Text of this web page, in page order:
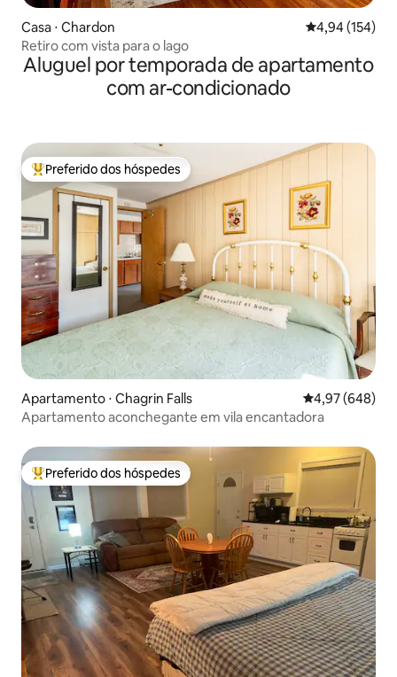
Casa ⋅ Chardon 4,94 de uma
4,94 (154)
Retiro com vista para o lago
Aluguel por temporada de apartamento
com ar-condicionado
Entre os melhores preferidos dos hóspedes
Preferido dos hóspedes
Apartamento ⋅ Chagrin Falls 4,97 de uma
4,97 (648)
Apartamento aconchegante em vila encantadora
Entre os melhores preferidos dos hóspedes
Preferido dos hóspedes